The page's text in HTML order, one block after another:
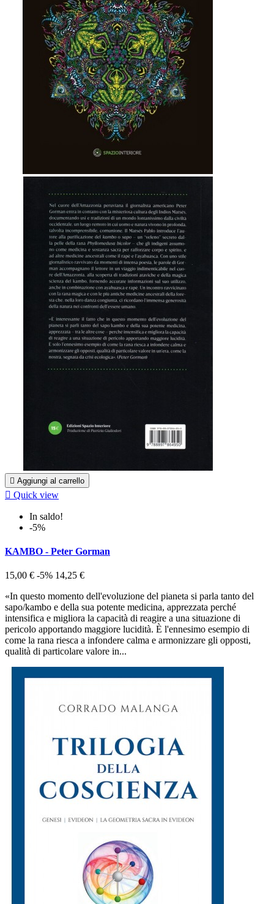
 Aggiungi al carrello
 Quick view
In saldo!
-5%
KAMBO - Peter Gorman
15,00 € -5% 14,25 €
«In questo momento dell'evoluzione del pianeta si parla tanto del
sapo/kambo e della sua potente medicina, apprezzata perché
intensifica e migliora la capacità di reagire a una situazione di
pericolo apportando maggiore lucidità. È l'ennesimo esempio di
come la rana riesca a infondere calma e armonizzare gli opposti,
qualità di particolare valore in...